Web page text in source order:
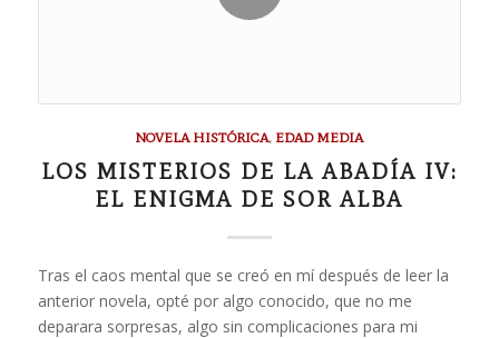
NOVELA HISTÓRICA, EDAD MEDIA
LOS MISTERIOS DE LA ABADÍA IV:
EL ENIGMA DE SOR ALBA
Tras el caos mental que se creó en mí después de leer la
anterior novela, opté por algo conocido, que no me
deparara sorpresas, algo sin complicaciones para mi